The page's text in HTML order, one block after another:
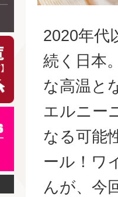
2020年代
続く日本
な高温と
エルニー
なる可能
ール！ワ
んが、今